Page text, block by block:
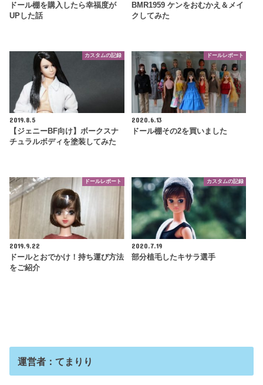
ドール棚を購入したら幸福度が
UPした話
BMR1959 ケンをおむかえ＆メイ
クしてみた
カスタムの記録
2019.8.5
【ジェニーBF向け】ボークスナ
チュラルボディを塗装してみた
ドールレポート
2020.6.13
ドール棚その2を買いました
ドールレポート
2019.9.22
ドールとおでかけ！持ち運び方法
をご紹介
カスタムの記録
2020.7.19
部分植毛したキサラ選手
運営者：てまりり